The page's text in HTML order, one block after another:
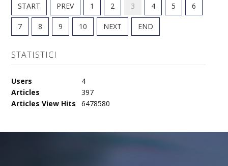
START PREV 1 2 3 4 5 6
7 8 9 10 NEXT END
STATISTICI
Users
4
Articles
397
Articles View Hits
6478580